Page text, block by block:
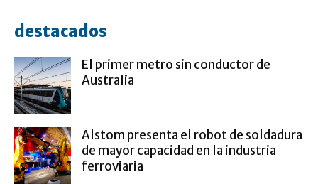
destacados
El primer metro sin conductor de
Australia
Alstom presenta el robot de soldadura
de mayor capacidad en la industria
ferroviaria